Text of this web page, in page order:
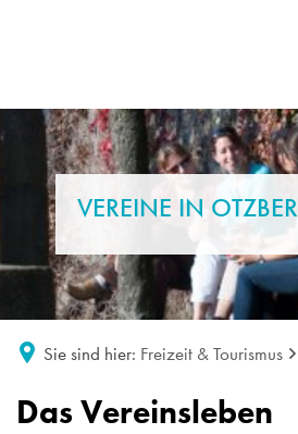
VEREINE IN
Sie sind hier: Freizeit & Tourismus
Vereine
Das Vereinsleben